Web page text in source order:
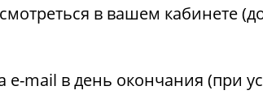
в вашем кабинете
e-mail в день окончания (при